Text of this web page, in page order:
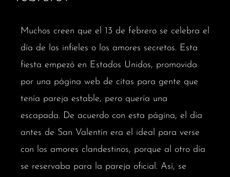
Muchos creen que el 13 de febrero se celebra el
día de los infieles o los amores secretos. Esta
fiesta empezó en Estados Unidos, promovida
por una página web de citas para gente que
tenía pareja estable, pero quería una
escapada. De acuerdo con esta página, el día
antes de San Valentín era el ideal para verse
con los amores clandestinos, porque al otro día
se reservaba para la pareja oficial. Así, se